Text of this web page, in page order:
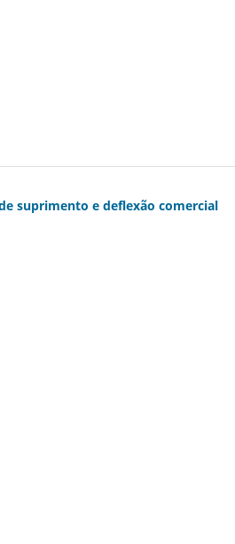
suprimento e deflexão comercial